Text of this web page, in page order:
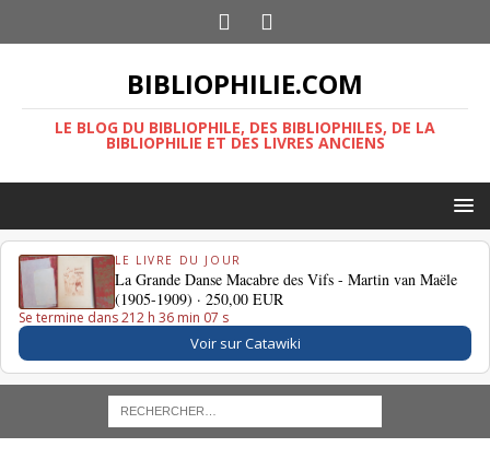
BIBLIOPHILIE.COM
LE BLOG DU BIBLIOPHILE, DES BIBLIOPHILES, DE LA
BIBLIOPHILIE ET DES LIVRES ANCIENS
LE LIVRE DU JOUR
La Grande Danse Macabre des Vifs - Martin van Maële
(1905-1909) ·250,00 EUR
Se termine dans 212 h 36 min 06 s
Voir sur Catawiki